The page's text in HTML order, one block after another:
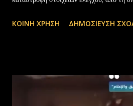
εστάλη προς ανακύκλωση στις 10-07-
αποστολή των Πινάκων αρχείων
Μακεδονίας-Θράκης και ολοκληρώθηκε
ΚΟΙΝΉ ΧΡΉΣΗ ΔΗΜΟΣΊΕΥΣΗ